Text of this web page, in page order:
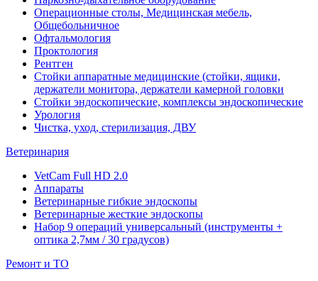
Операционные столы, Медицинская мебель,
Общебольничное
Офтальмология
Проктология
Рентген
Стойки аппаратные медицинские (стойки, ящики,
держатели монитора, держатели камерной головки
Стойки эндоскопические, комплексы эндоскопические
Урология
Чистка, уход, стерилизация, ДВУ
Ветеринария
VetCam Full HD 2.0
Аппараты
Ветеринарные гибкие эндоскопы
Ветеринарные жесткие эндоскопы
Набор 9 операций универсальный (инструменты +
оптика 2,7мм / 30 градусов)
Ремонт и ТО